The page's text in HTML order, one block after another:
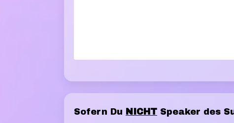
Sofern Du NICHT Speaker des